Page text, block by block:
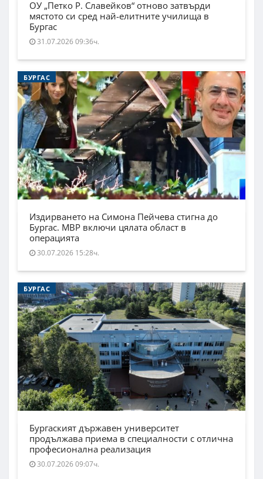
ОУ „Петко Р. Славейков“ отново затвърди
мястото си сред най-елитните училища в
Бургас
31.07.2026 09:36ч.
БУРГАС
Издирването на Симона Пейчева стигна до
Бургас. МВР включи цялата област в
операцията
30.07.2026 15:28ч.
БУРГАС
Бургаският държавен университет
продължава приема в специалности с отлична
професионална реализация
30.07.2026 09:07ч.